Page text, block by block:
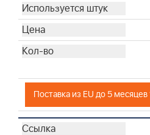
Поставка из EU до 5